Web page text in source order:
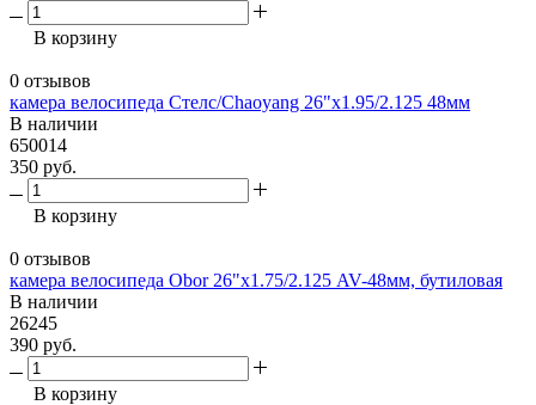
В корзину
0 отзывов
камера велосипеда Стелс/Chaoyang 26"х1.95/2.125 48мм
В наличии
650014
350 руб.
В корзину
0 отзывов
камера велосипеда Obor 26"х1.75/2.125 AV-48мм, бутиловая
В наличии
26245
390 руб.
В корзину